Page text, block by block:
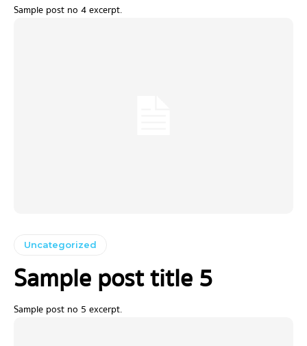
Sample post no 4 excerpt.
Uncategorized
Sample post title 5
Sample post no 5 excerpt.